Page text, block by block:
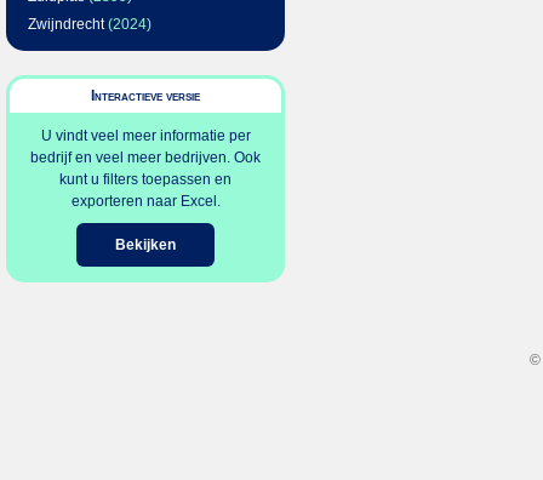
Zwijndrecht(2024)
Interactieve versie
U vindt veel meer informatie per
bedrijf en veel meer bedrijven. Ook
kunt u filters toepassen en
exporteren naar Excel.
Bekijken
©